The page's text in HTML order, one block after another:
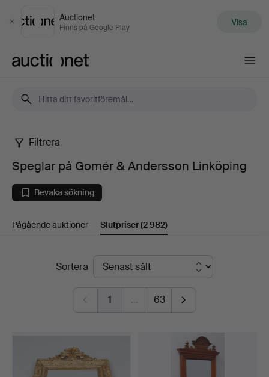
Stäng
Auctionet
Finns på Google Play Visa
Speglar
på
Gomér
Andersson
Linköping
Filtrera
Speglar på Gomér & Andersson Linköping
Bevaka sökning
Pågående auktioner Slutpriser(2 982)
SlutpriserSortera
1 … 63